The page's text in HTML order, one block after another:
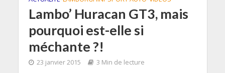
Lambo’ Huracan GT3, mais
pourquoi est-elle si
méchante ?!
23 janvier 2015 3 Min de lecture